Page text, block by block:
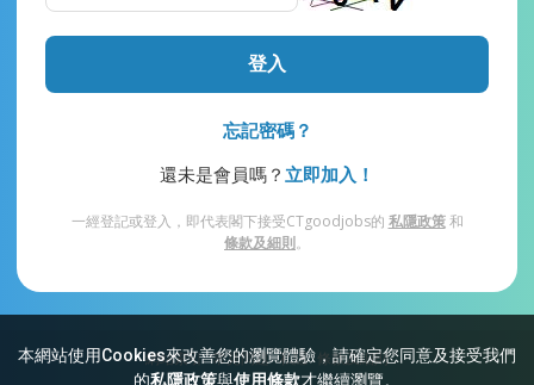
本網站使用Cookies來改善您的瀏覽體驗，請確定您同意及接受我們
的私隱政策與使用條款才繼續瀏覽。
登入
忘記密碼？
還未是會員嗎？ 立即加入！
一經登記或登入，即代表閣下接受CTgoodjobs的 私隱政策和
條款及細則。
網站索引 常見問題 私隱 條款及細則